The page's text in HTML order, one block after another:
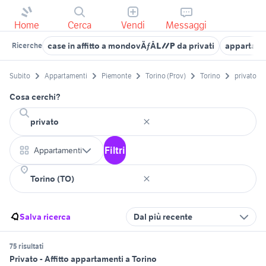
Home Cerca Vendi Messaggi
Ricerche case in affitto a mondovÃƒÂ¬ da privati
Subito Appartamenti Piemonte Torino (Prov) Torino privato
Cosa cerchi?
Appartamenti Filtri
Salva ricerca Dal più recente
75 risultati
Privato - Affitto appartamenti a Torino